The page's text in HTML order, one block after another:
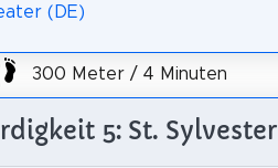
(DE)
300 Meter / 4 Minuten
5: St. Sylvester